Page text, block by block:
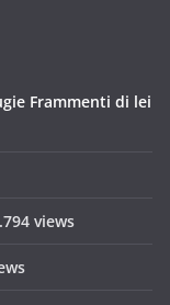
Frammenti di lei
views